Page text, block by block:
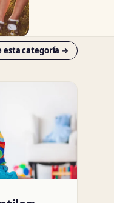
esta categoría →